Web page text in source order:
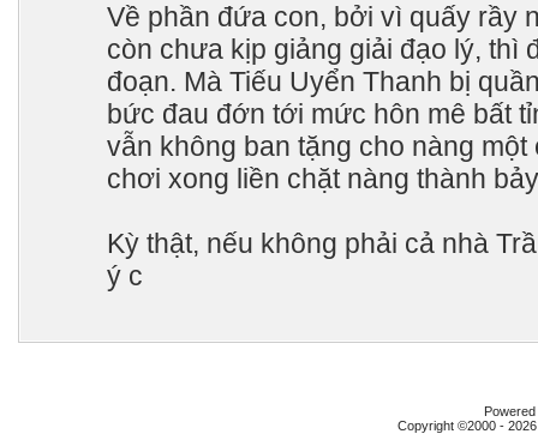
Về phần đứa con, bởi vì quấy rầy
còn chưa kịp giảng giải đạo lý, thì
đoạn. Mà Tiếu Uyển Thanh bị
bức đau đớn tới mức hôn mê bất
vẫn không ban tặng cho nàng
chơi xong liền chặt nàng thành
Kỳ thật, nếu không phải cả nhà
ý c
Copyright ©2000 -